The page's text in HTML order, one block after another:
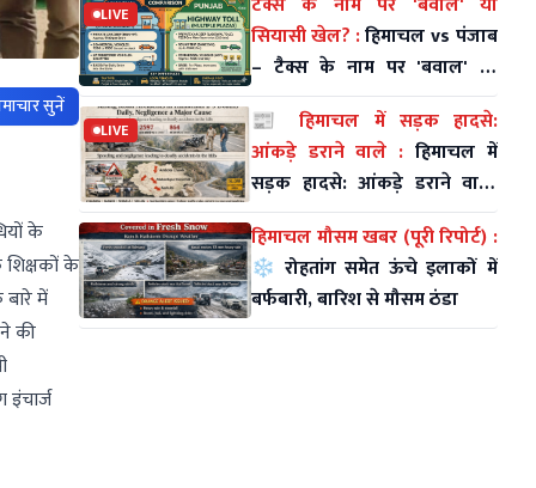
सुनें
के
के
बारे में
की
LIVE
सियासी खेल? :हिमाचल vs पंजाब
– टैक्स के नाम पर 'बवाल' या
सियासी खेल?
LIVE
📰 हिमाचल में सड़क हादसे:
आंकड़े डराने वाले : हिमाचल में
सड़क हादसे: आंकड़े डराने वाले,
लापरवाही सबसे बड़ा कारण
हिमाचल मौसम खबर (पूरी रिपोर्ट) :
❄️ रोहतांग समेत ऊंचे इलाकों में
बर्फबारी, बारिश से मौसम ठंडा